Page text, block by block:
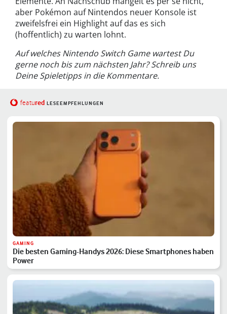
aber Pokémon auf Nintendos neuer Konsole ist
zweifelsfrei ein Highlight auf das es sich
(hoffentlich) zu warten lohnt.
Auf welches Nintendo Switch Game wartest Du
gerne noch bis zum nächsten Jahr? Schreib uns
Deine Spieletipps in die Kommentare.
featured LESEEMPFEHLUNGEN
GAMING
Die besten Gaming-Handys 2026: Diese Smartphones haben
Power